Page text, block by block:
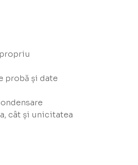
probă și date
cât și unicitatea